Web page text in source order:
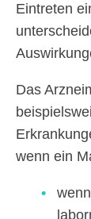
Eintreten
Das
wenn ein